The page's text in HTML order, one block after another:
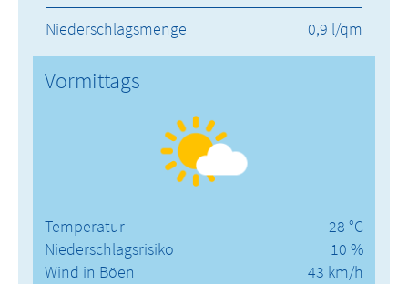
Niederschlagsmenge
0,9 l/qm
Vormittags
Temperatur
Niederschlagsrisiko
Wind in Böen
28 °C
10 %
43 km/h